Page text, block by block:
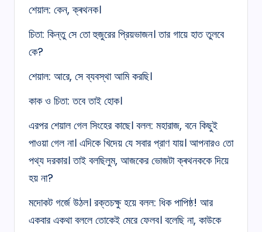
শেয়াল: কেন, ক্ৰথনক।
চিতা: কিন্তু সে তো হুজুরের প্রিয়ভাজন। তার গায়ে হাত তুলবে
কে?
শেয়াল: আরে, সে ব্যবস্থা আমি করছি।
কাক ও চিতা: তবে তাই হোক।
এরপর শেয়াল গেল সিংহের কাছে। বলল: মহারাজ, বনে কিছুই
পাওয়া গেল না। এদিকে খিদেয় যে সবার প্রাণ যায়। আপনারও তো
পথ্য দরকার। তাই বলছিলুম, আজকের ভোজটা ক্ৰথনককে দিয়ে
হয় না?
মদোকট গর্জে উঠল। রক্তচক্ষু হয়ে বলল: ধিক পাপিষ্ঠ! আর
একবার একথা বললে তোকেই মেরে ফেলব। বলেছি না, কাউকে